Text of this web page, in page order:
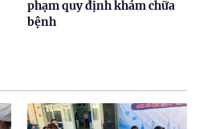
phạm quy định khám chữa
bệnh